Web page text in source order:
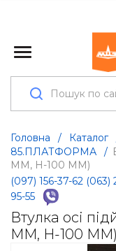
Головна / Каталог
85.ПЛАТФОРМА
/
ММ, Н-100 ММ)
(097) 156-37-62 (063)
95-55
Втулка осі
ММ, Н-100 ММ)